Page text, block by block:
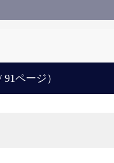
ページ）